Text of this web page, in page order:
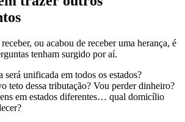
ou acabou de receber uma herança, é
tenham surgido por aí.
será unificada em todos os estados?
teto dessa tributação? Vou perder dinheiro?
em estados diferentes… qual domicílio